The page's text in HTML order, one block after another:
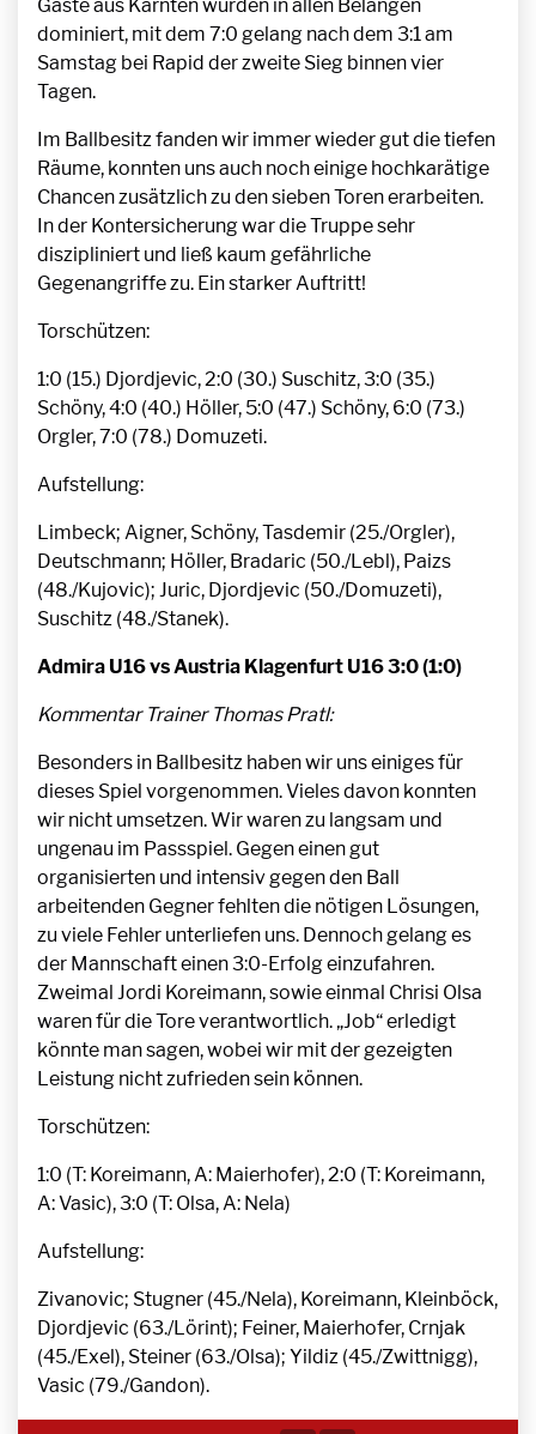
Gäste aus Kärnten wurden in allen Belangen
dominiert, mit dem 7:0 gelang nach dem 3:1 am
Samstag bei Rapid der zweite Sieg binnen vier
Tagen.
Im Ballbesitz fanden wir immer wieder gut die tiefen
Räume, konnten uns auch noch einige hochkarätige
Chancen zusätzlich zu den sieben Toren erarbeiten.
In der Kontersicherung war die Truppe sehr
diszipliniert und ließ kaum gefährliche
Gegenangriffe zu. Ein starker Auftritt!
Torschützen:
1:0 (15.) Djordjevic, 2:0 (30.) Suschitz, 3:0 (35.)
Schöny, 4:0 (40.) Höller, 5:0 (47.) Schöny, 6:0 (73.)
Orgler, 7:0 (78.) Domuzeti.
Aufstellung:
Limbeck; Aigner, Schöny, Tasdemir (25./Orgler),
Deutschmann; Höller, Bradaric (50./Lebl), Paizs
(48./Kujovic); Juric, Djordjevic (50./Domuzeti),
Suschitz (48./Stanek).
Admira U16 vs Austria Klagenfurt U16 3:0 (1:0)
Kommentar Trainer Thomas Pratl:
Besonders in Ballbesitz haben wir uns einiges für
dieses Spiel vorgenommen. Vieles davon konnten
wir nicht umsetzen. Wir waren zu langsam und
ungenau im Passspiel. Gegen einen gut
organisierten und intensiv gegen den Ball
arbeitenden Gegner fehlten die nötigen Lösungen,
zu viele Fehler unterliefen uns. Dennoch gelang es
der Mannschaft einen 3:0-Erfolg einzufahren.
Zweimal Jordi Koreimann, sowie einmal Chrisi Olsa
waren für die Tore verantwortlich. „Job“ erledigt
könnte man sagen, wobei wir mit der gezeigten
Leistung nicht zufrieden sein können.
Torschützen:
1:0 (T: Koreimann, A: Maierhofer), 2:0 (T: Koreimann,
A: Vasic), 3:0 (T: Olsa, A: Nela)
Aufstellung:
Zivanovic; Stugner (45./Nela), Koreimann, Kleinböck,
Djordjevic (63./Lörint); Feiner, Maierhofer, Crnjak
(45./Exel), Steiner (63./Olsa); Yildiz (45./Zwittnigg),
Vasic (79./Gandon).